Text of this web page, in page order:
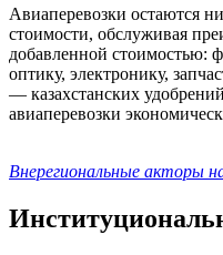
Авиаперевозки остаются
стоимости, обслуживая
добавленной стоимостью:
оптику, электронику,
— казахстанских
авиаперевозки
Внерегиональные акторы